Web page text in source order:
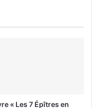
« Les 7 Épîtres en